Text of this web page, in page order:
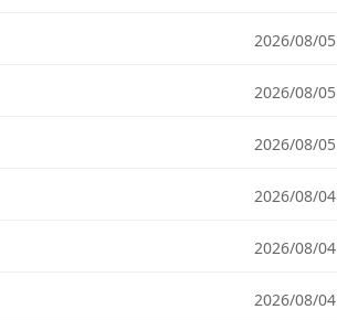
2026/08/05
2026/08/05
2026/08/05
2026/08/04
2026/08/04
2026/08/04